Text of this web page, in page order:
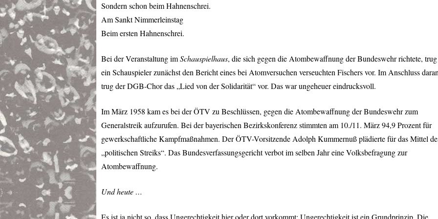
Sondern schon beim Hahnenschrei.
Am Sankt Nimmerleinstag
Beim ersten Hahnenschrei.
Bei der Veranstaltung imSchauspielhaus, die sich gegen die Atombewaffnung der Bundeswehr richtete, trug
ein Schauspieler zunächst den Bericht eines bei Atomversuchen verseuchten Fischers vor. Im Anschluss
trug derDGB-Chor das „Lied von der Solidarität“ vor. Das war ungeheuer eindrucksvoll.
Im März 1958 kam es bei der ÖTV zu Beschlüssen, gegen die Atombewaffnung der Bundeswehr zum
Generalstreik aufzurufen. Bei der bayerischen Bezirkskonferenz stimmten am 10./11. März 94,9 Prozent für
gewerkschaftliche Kampfmaßnahmen. Der ÖTV-Vorsitzende Adolph Kummernuß plädierte für das Mittel
„politischen Streiks“. Das Bundesverfassungsgericht verbot im selben Jahr eine Volksbefragung zur
Atombewaffnung.
Und heute …
Es ist ja nicht so, dass Ungerechtigkeit hier oder dort vorkommt; Ungerechtigkeit ist ein Grundprinzip. Die